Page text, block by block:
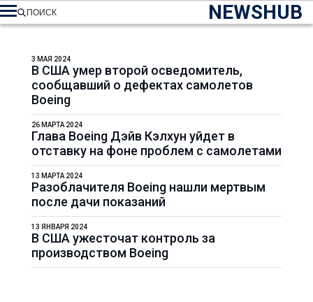
NEWSHUB
ПОИСК
В США умер второй осведомитель,
сообщавший о дефектах самолетов
Boeing
3 МАЯ 2024
Глава Boeing Дэйв Кэлхун уйдет в
отставку на фоне проблем с самолетами
26 МАРТА 2024
Разоблачителя Boeing нашли мертвым
после дачи показаний
13 МАРТА 2024
В США ужесточат контроль за
производством Boeing
13 ЯНВАРЯ 2024